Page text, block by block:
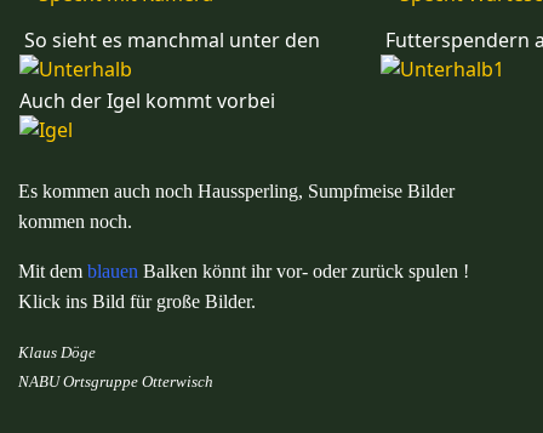
So sieht es manchmal unter den Futterspendern
Auch der Igel kommt vorbei
Es kommen auch noch Haussperling, Sumpfmeise Bilder
kommen noch.
Mit dem blauen Balken könnt ihr vor- oder zurück spulen !
Klick ins Bild für große Bilder.
Klaus Döge
NABU Ortsgruppe Otterwisch